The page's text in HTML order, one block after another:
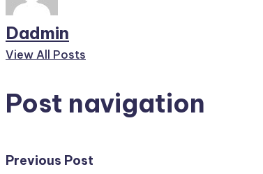
Dadmin
View All Posts
Post navigation
Previous Post